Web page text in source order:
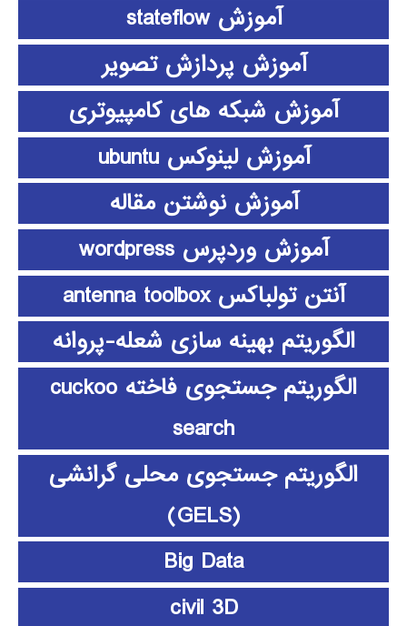
آموزش stateflow
آموزش پردازش تصویر
آموزش شبکه های کامپیوتری
آموزش لینوکس ubuntu
آموزش نوشتن مقاله
آموزش وردپرس wordpress
آنتن تولباکس antenna toolbox
الگوریتم بهینه سازی شعله-پروانه
الگوریتم جستجوی فاخته cuckoo
search
الگوریتم جستجوی محلی گرانشی
(GELS)
Big Data
civil 3D